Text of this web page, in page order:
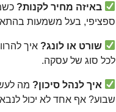
באיזה מחיר לקנות?
ספציפי, בעל משמעות
שורט או לונג?איך
לכל סוג של עסקה.
איך לנהל סיכון? מה
שבוע? אף אחד לא יכול לנבא